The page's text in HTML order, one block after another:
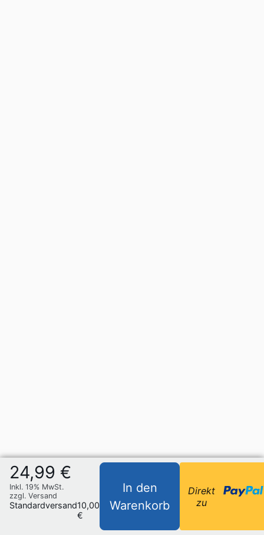
24,99 €
Inkl. 19% MwSt.
zzgl. Versand
Standardversand10,00
€
In den
Warenkorb
Direkt
zu